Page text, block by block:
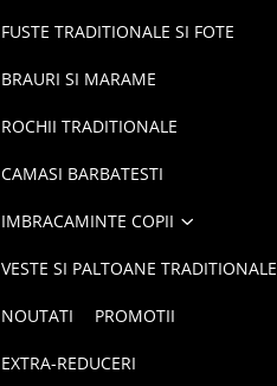
FUSTE TRADITIONALE SI FOTE
BRAURI SI MARAME
ROCHII TRADITIONALE
CAMASI BARBATESTI
IMBRACAMINTE COPII
VESTE SI PALTOANE TRADITIONALE
NOUTATI PROMOTII
EXTRA-REDUCERI